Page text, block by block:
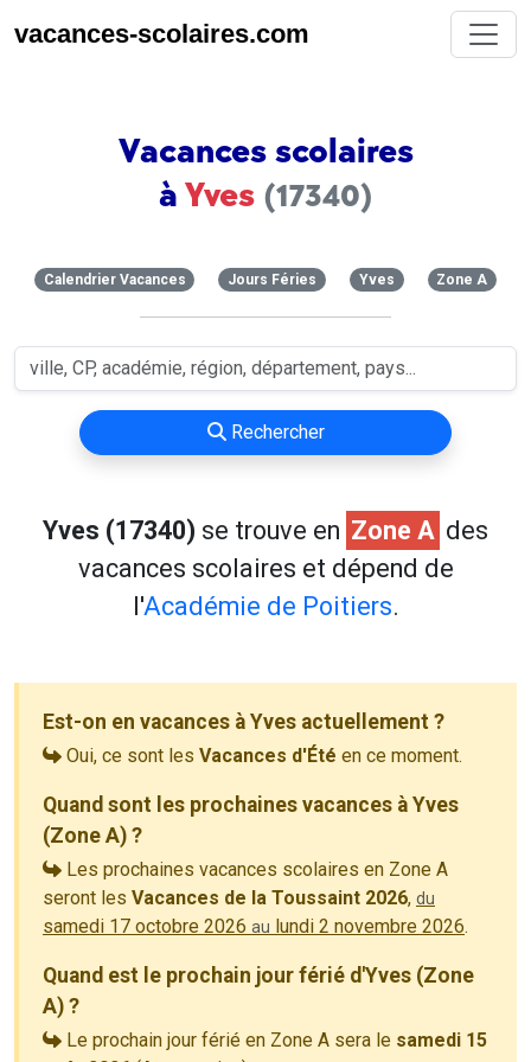
vacances-scolaires.com
Vacances scolaires
àYves (17340)
Calendrier Vacances Jours Féries Yves Zone A
Rechercher
Yves (17340) se trouve en Zone A des
vacances scolaires et dépend de
l'Académie de Poitiers.
Est-on en vacances à Yves actuellement ?
Oui, ce sont les Vacances d'Été en ce moment.
Quand sont les prochaines vacances à Yves
(Zone A) ?
Les prochaines vacances scolaires en Zone A
seront les Vacances de la Toussaint 2026, du
samedi 17 octobre 2026 au lundi 2 novembre 2026.
Quand est le prochain jour férié d'Yves (Zone
A) ?
Le prochain jour férié en Zone A sera le samedi 15